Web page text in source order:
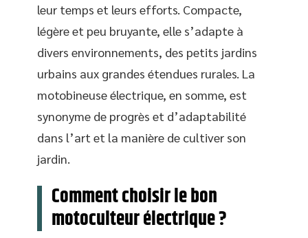
leur temps et leurs efforts. Compacte,
légère et peu bruyante, elle s’adapte à
divers environnements, des petits jardins
urbains aux grandes étendues rurales. La
motobineuse électrique, en somme, est
synonyme de progrès et d’adaptabilité
dans l’art et la manière de cultiver son
jardin.
Comment choisir le bon
motoculteur électrique ?